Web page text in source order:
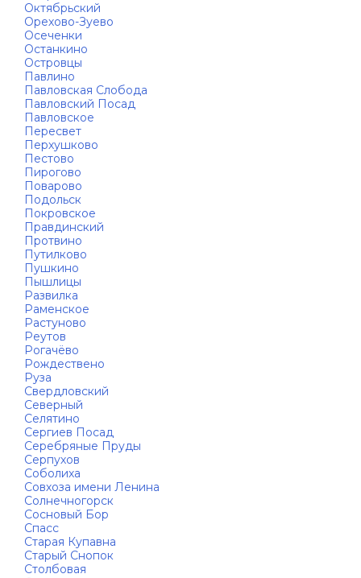
Октябрьский
Орехово-Зуево
Осеченки
Останкино
Островцы
Павлино
Павловская Слобода
Павловский Посад
Павловское
Пересвет
Перхушково
Пестово
Пирогово
Поварово
Подольск
Покровское
Правдинский
Протвино
Путилково
Пушкино
Пышлицы
Развилка
Раменское
Растуново
Реутов
Рогачёво
Рождествено
Руза
Свердловский
Северный
Селятино
Сергиев Посад
Серебряные Пруды
Серпухов
Соболиха
Совхоза имени Ленина
Солнечногорск
Сосновый Бор
Спасс
Старая Купавна
Старый Снопок
Столбовая